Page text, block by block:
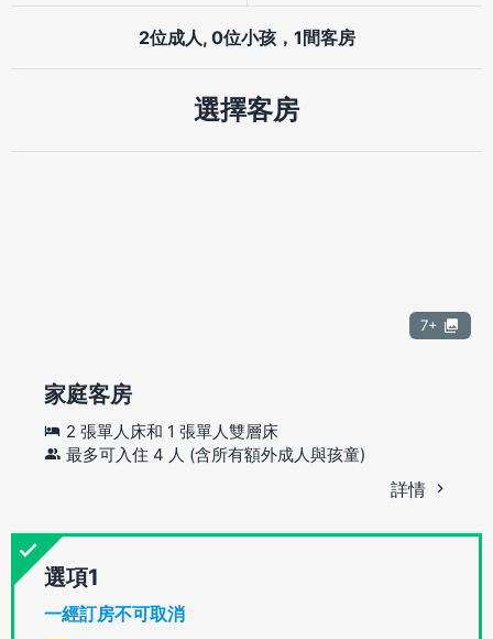
2位成人, 0位小孩，1間客房
選擇客房
7+
家庭客房
2 張單人床和 1 張單人雙層床
最多可入住 4 人 (含所有額外成人與孩童)
詳情
選項
一經訂房不可取消